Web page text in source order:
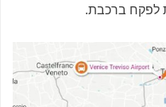
לפקח ברכבת.